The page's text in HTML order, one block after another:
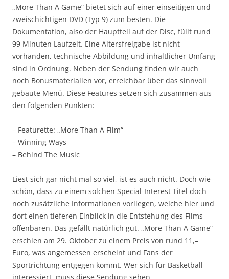
„More Than A Game“ bietet sich auf einer einseitigen und
zweischichtigen DVD (Typ 9) zum besten. Die
Dokumentation, also der Hauptteil auf der Disc, füllt rund
99 Minuten Laufzeit. Eine Altersfreigabe ist nicht
vorhanden, technische Abbildung und inhaltlicher Umfang
sind in Ordnung. Neben der Sendung finden wir auch
noch Bonusmaterialien vor, erreichbar über das sinnvoll
gebaute Menü. Diese Features setzen sich zusammen aus
den folgenden Punkten:
– Featurette: „More Than A Film“
– Winning Ways
– Behind The Music
Liest sich gar nicht mal so viel, ist es auch nicht. Doch wie
schön, dass zu einem solchen Special-Interest Titel doch
noch zusätzliche Informationen vorliegen, welche hier und
dort einen tieferen Einblick in die Entstehung des Films
offenbaren. Das gefällt natürlich gut. „More Than A Game“
erschien am 29. Oktober zu einem Preis von rund 11,–
Euro, was angemessen erscheint und Fans der
Sportrichtung entgegen kommt. Wer sich für Basketball